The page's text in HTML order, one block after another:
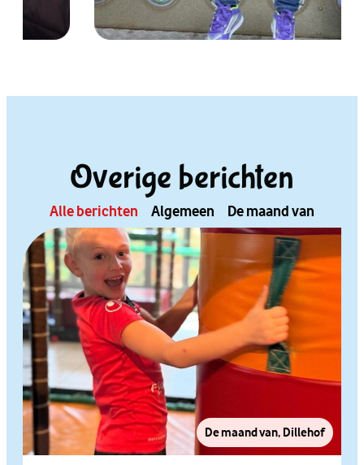
Overige berichten
Algemeen De maand van
Alle berichten
De maand van, Dillehof